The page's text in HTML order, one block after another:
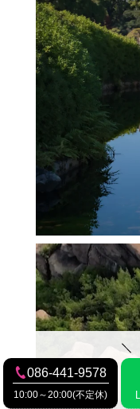
086-441-9578
10:00～20:00(不定休)